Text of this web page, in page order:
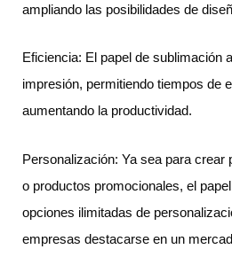
ampliando las posibilidades de
Eficiencia: El papel de sublimación
impresión, permitiendo tiempos de
aumentando la productividad.
Personalización: Ya sea para crear
o productos promocionales, el
opciones ilimitadas de
empresas destacarse en un